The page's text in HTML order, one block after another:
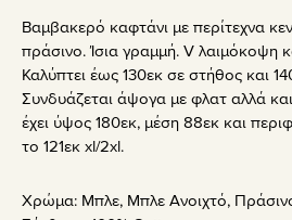
Βαμβακερό καφτάνι με περίτεχνα
πράσινο. Ίσια γραμμή. V λαιμόκοψη
Καλύπτει έως 130εκ σε στήθος και
Συνδυάζεται άψογα με φλατ αλλά
έχει ύψος 180εκ, μέση 88εκ και
το 121εκ xl/2xl.
Χρώμα: Μπλε, Μπλε Ανοιχτό,